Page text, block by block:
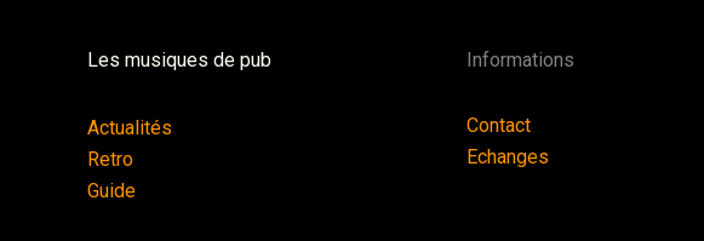
Les musiques de pub
Actualités
Retro
Guide
Informations
Contact
Echanges